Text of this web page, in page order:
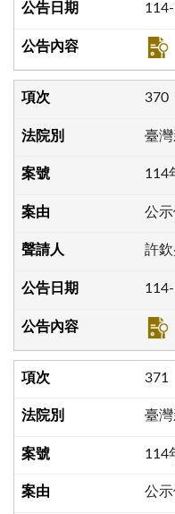
370
臺
114
公
許欽
371
臺
114
公